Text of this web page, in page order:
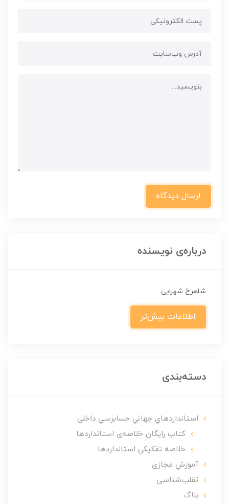
ارسال دیدگاه
درباره‌ی نویسنده
شاهرخ شهرابی
اطلاعات بیش‌تر
دسته‌بندی
استانداردهایِ جهانیِ حسابرسیِ داخلی
کتاب رایگان خلاصه‌ی استانداردها
خلاصه تفکیکیِ استانداردها
آموزشِ مجازی
تقلب‌شناسی
بلاگ